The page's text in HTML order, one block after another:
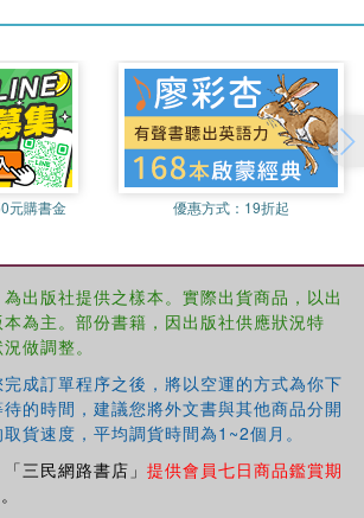
designers build community in order
connect kids to community
users to other cultures, foster
activism, and much more.
if you aim to create engaging user
want to exploreDesigning for User
Web.
元購書金 優惠方式： 19折起
出版社提供之樣本。實際出貨商品，以出
為主。部份書籍，因出版社供應狀況特
做調整。
成訂單程序之後，將以空運的方式為你下
的時間，建議您將外文書與其他商品分開
貨速度，平均調貨時間為1~2個月。
三民網路書店」 提供會員七日商品鑑賞期